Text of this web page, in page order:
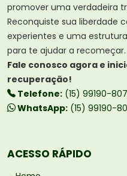
promover uma verdadeira
Reconquiste sua liberdade
experientes e uma
para te ajudar a recomeçar.
Fale conosco agora e
recuperação!
Telefone: (15) 99190-
WhatsApp: (15) 99190-
ACESSO RÁPIDO